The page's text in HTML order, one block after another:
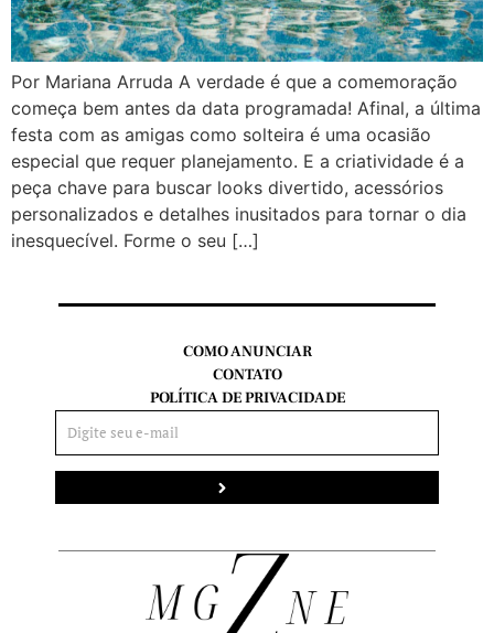
Por Mariana Arruda A verdade é que a comemoração
começa bem antes da data programada! Afinal, a última
festa com as amigas como solteira é uma ocasião
especial que requer planejamento. E a criatividade é a
peça chave para buscar looks divertido, acessórios
personalizados e detalhes inusitados para tornar o dia
inesquecível. Forme o seu […]
COMO ANUNCIAR
CONTATO
POLÍTICA DE PRIVACIDADE